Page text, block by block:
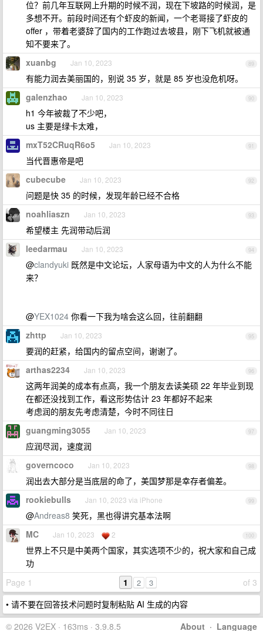
位？前几年互联网上升期的时候不润，现在下坡路的时候润，是
多想不开。前段时间还有个虾皮的新闻，一个老哥接了虾皮的
offer ，带着老婆辞了国内的工作跑过去坡县，刚下飞机就被通
知不要来了。
89
xuanbg Jan 10, 2023
有能力润去美丽国的，别说 35 岁，就是 85 岁也没危机呀。
90
galenzhao Jan 10, 2023
h1 今年被裁了不少吧，
us 主要是绿卡太难，
91
mxT52CRuqR6o5 Jan 10, 2023
当代晋惠帝是吧
92
cubecube Jan 10, 2023
问题是快 35 的时候，发现年龄已经不合格
93
noahliaszn Jan 10, 2023
希望楼主 先润带动后润
94
leedarmau Jan 10, 2023
@clandyuki 既然是中文论坛，人家母语为中文的人为什么不能
来？
@YEX1024 你看一下我为啥会这么回，往前翻翻
95
zhttp Jan 10, 2023
要润的赶紧，给国内的留点空间，谢谢了。
96
arthas2234 Jan 10, 2023
这两年润美的成本有点高，我一个朋友去读美硕 22 年毕业到现
在都还没找到工作，看这形势估计 23 年都好不起来
考虑润的朋友先考虑清楚，今时不同往日
97
guangming3055 Jan 10, 2023
应润尽润，速度润
98
governcoco Jan 10, 2023
润出去大部分是当底层的命了，美国梦那是幸存者偏差。
99
rookiebulls Jan 10, 2023 via iPhone
@Andreas8 笑死，黑也得讲究基本法啊
100
MC Jan 10, 2023 2
世界上不只是中美两个国家，其实选项不少的，祝大家和自己成
功
Page 1
of 3
1 2 3
• 请不要在回答技术问题时复制粘贴 AI 生成的内容
About · Language
© 2026 V2EX · 163ms · 3.9.8.5